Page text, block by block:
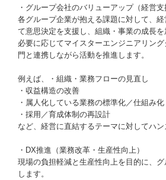
・グループ会社のバリューアップ（経営支
各グループ企業が抱える課題に対して、
て意思決定を支援し、組織・事業の成長を
必要に応じてマイスターエンジニアリン
門と連携しながら活動を推進します。
例えば、・組織・業務フローの見直し
・収益構造の改善
・属人化している業務の標準化／仕組み化
・採用／育成体制の再設計
など、経営に直結するテーマに対してハン
・DX推進（業務改革・生産性向上）
現場の負担軽減と生産性向上を目的に、
します。